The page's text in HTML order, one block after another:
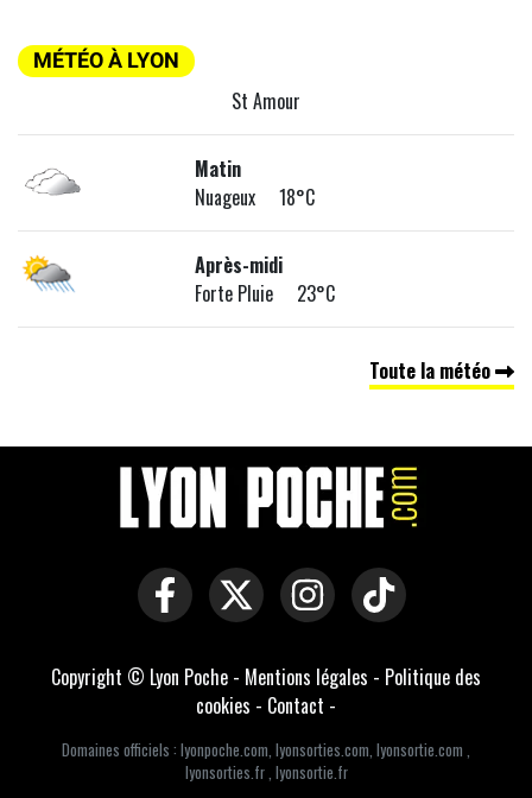
MÉTÉO À LYON
St Amour
Matin
Nuageux 18°C
Après-midi
Forte Pluie 23°C
Toute la météo
Copyright © Lyon Poche - Mentions légales - Politique des
cookies - Contact -
Domaines officiels : lyonpoche.com, lyonsorties.com, lyonsortie.com ,
lyonsorties.fr, lyonsortie.fr